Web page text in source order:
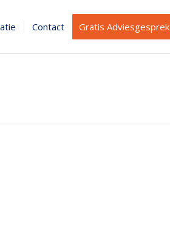
Contact Gratis Adviesgesprek